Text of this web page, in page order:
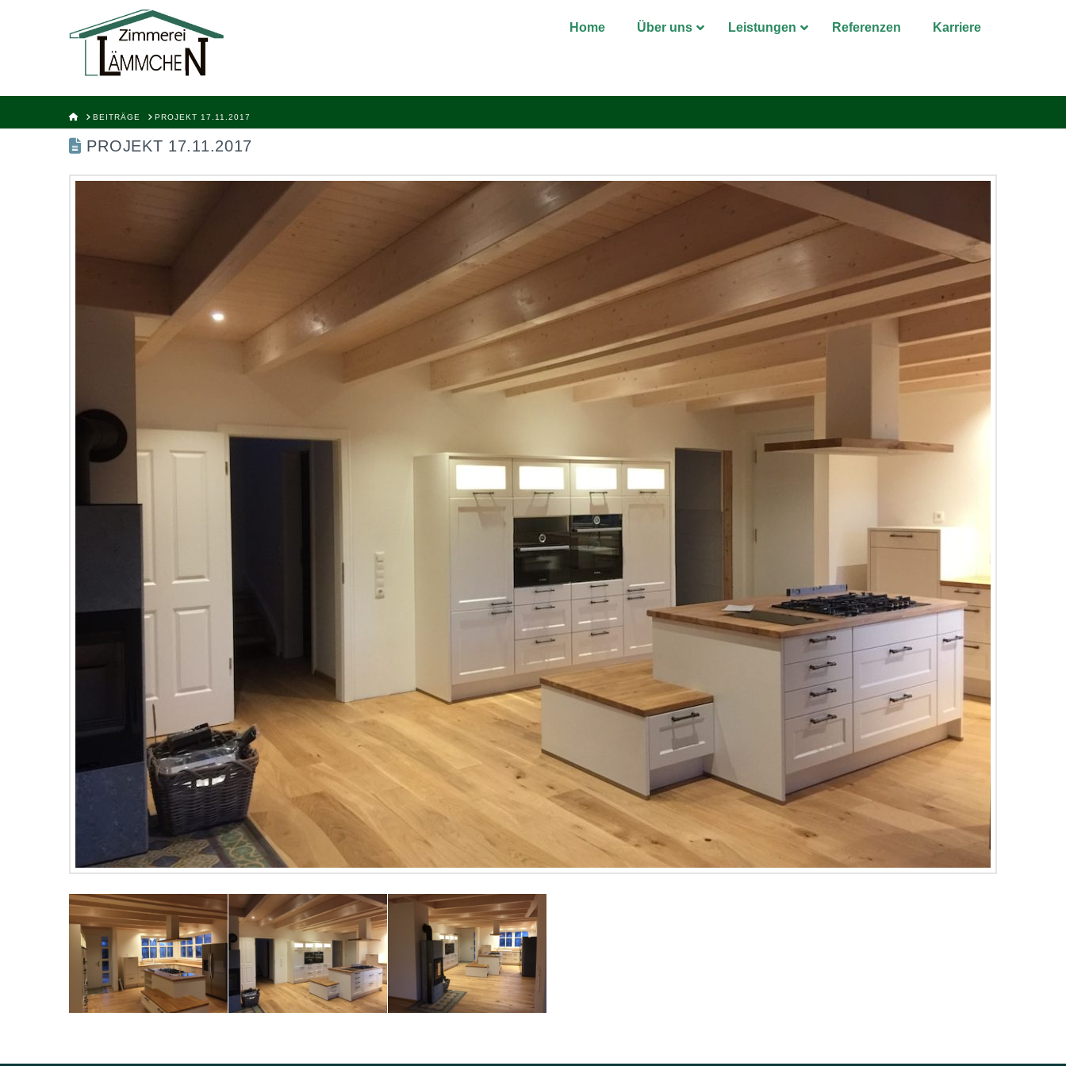
Home Über uns Leistungen Referenzen Karriere
HOMEBEITRÄGE PROJEKT 17.11.2017
PROJEKT 17.11.2017